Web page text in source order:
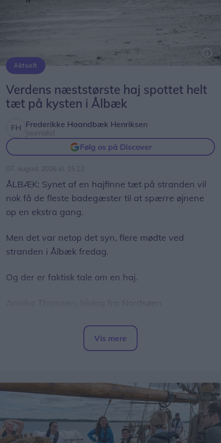
Aktuelt
Verdens næststørste haj spottet helt
tæt på kysten i Ålbæk
Frederikke Haandbæk Henriksen
Journalist
Følg os på Discover
07. august 2026 kl. 15.12
ÅLBÆK: Synet af en hajfinne tæt på stranden vil
nok få de fleste badegæster til at spærre øjnene
op en ekstra gang.
Men det var netop det syn, flere mødte ved
stranden i Ålbæk fredag.
Og der er faktisk tale om en haj.
er blevet spottet nær kysten ved Ålbæk, og hun
bekræfter over for LigeHer.nu, at der er tale om en
Vis mere